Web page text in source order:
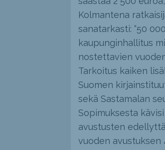
Kolmantena
sanatarkasti: “50
kaupunginhallitus
nostettavien
Tarkoitus kaiken
Suomen
sekä Sastamalan
Sopimuksesta
avustusten
vuoden avustuksen